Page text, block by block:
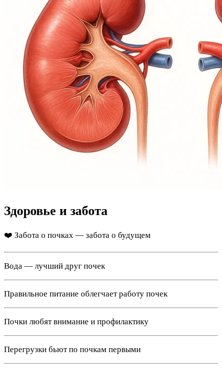
Здоровье и забота
❤️ Забота о почках — забота о будущем
Вода — лучший друг почек
Правильное питание облегчает работу почек
Почки любят внимание и профилактику
Перегрузки бьют по почкам первыми